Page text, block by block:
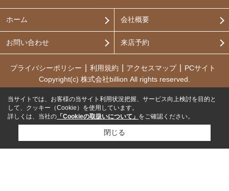
ホーム 会社概要
お問い合わせ 来店予約
プライバシーポリシー 利用規約 アクセスマップ
PCサイト
Copyright(c) 株式会社billion All rights reserved.
当サイトでは、お客様の当サイト利用状況把握、サービス向上検討を目的と
して、クッキー（Cookie）を使用しています。
詳しくは、当社の 「Cookieの取扱いについて」 をご確認ください。
閉じる